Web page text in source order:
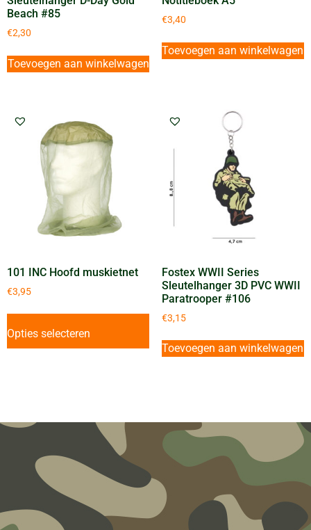
Beach #85
€2,30
Toevoegen aan winkelwagen
€3,40
Toevoegen aan winkelwagen
101 INC Hoofd muskietnet
€3,95
Opties selecteren
Fostex WWII Series
Sleutelhanger 3D PVC WWII
Paratrooper #106
€3,15
Toevoegen aan winkelwagen